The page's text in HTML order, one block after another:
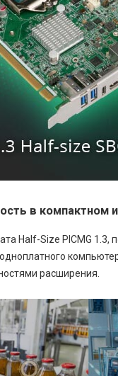
в компактном
Half-Size PICMG
расширения.